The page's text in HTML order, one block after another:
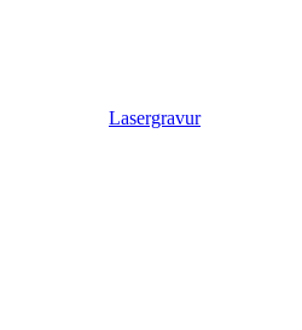
Lasergravur